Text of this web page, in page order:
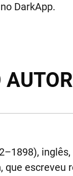
DarkApp.
AUTOR
que escreveu